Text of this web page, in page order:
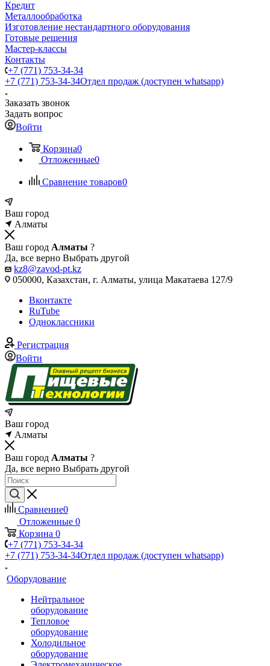
Кредит
Металлообработка
Изготовление нестандартного оборудования
Готовые решения
Мастер-классы
Контакты
+7 (771) 753-34-34
+7 (771) 753-34-34Отдел продаж (доступен whatsapp)
Заказать звонок
Задать вопрос
Войти
Корзина0
Отложенные0
Сравнение товаров0
Ваш город
Алматы
Ваш город Алматы ?
Да, все верно Выбрать другой
kz8@zavod-pt.kz
050000, Казахстан, г. Алматы, улица Макатаева 127/9
Вконтакте
RuTube
Одноклассники
Регистрация
Войти
Ваш город
Алматы
Ваш город Алматы ?
Да, все верно Выбрать другой
Сравнение0
Отложенные 0
Корзина 0
+7 (771) 753-34-34
+7 (771) 753-34-34Отдел продаж (доступен whatsapp)
Оборудование
Нейтральное
оборудование
Тепловое
оборудование
Холодильное
оборудование